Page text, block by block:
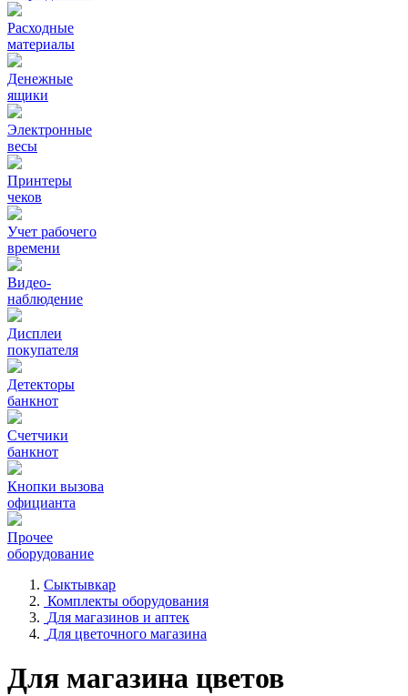
Расходные
материалы
Денежные
ящики
Электронные
весы
Принтеры
чеков
Учет рабочего
времени
Видео‑
наблюдение
Дисплеи
покупателя
Детекторы
банкнот
Счетчики
банкнот
Кнопки вызова
официанта
Прочее
оборудование
Сыктывкар
Комплекты оборудования
Для магазинов и аптек
Для цветочного магазина
Для магазина цветов